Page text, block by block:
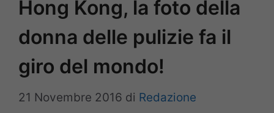
Hong Kong, la foto della
donna delle pulizie fa il
giro del mondo!
21 Novembre 2016 di Redazione